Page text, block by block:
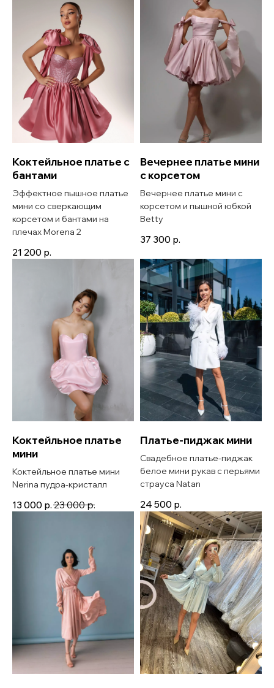
Коктейльное платье с
бантами
Эффектное пышное платье
мини со сверкающим
корсетом и бантами на
плечах Morena 2
21 200 р.
Вечернее платье мини
с корсетом
Вечернее платье мини с
корсетом и пышной юбкой
Betty
37 300 р.
Коктейльное платье
мини
Коктейльное платье мини
Nerina пудра-кристалл
13 000 р. 23 000 р.
Платье-пиджак мини
Свадебное платье-пиджак
белое мини рукав с перьями
страуса Natan
24 500 р.